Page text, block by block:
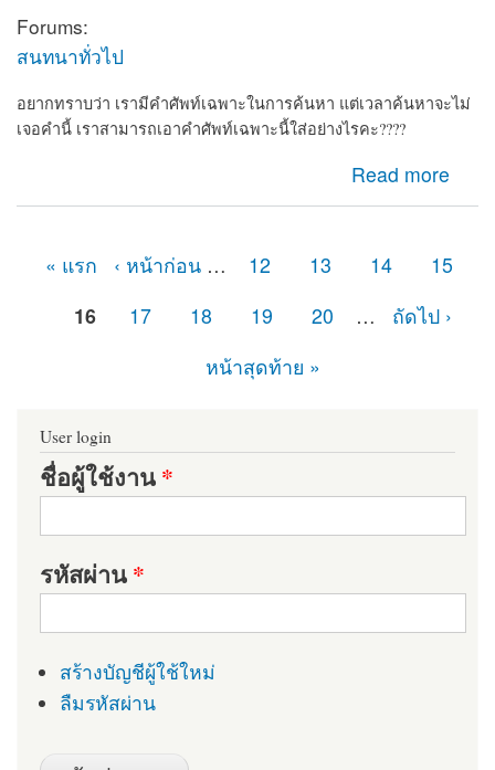
Forums:
สนทนาทั่วไป
อยากทราบว่า เรามีคำศัพท์เฉพาะในการค้นหา แต่เวลาค้นหาจะไม่
เจอคำนี้ เราสามารถเอาคำศัพท์เฉพาะนี้ใส่อย่างไรคะ????
Read more
about ค้นหาคำที่ไม่อยากรู้วิธีเอาคำไปใส่ใน Drupal8
« แรก ‹ หน้าก่อน … 12 13 14
15
16
17 18 19 20 …
ถัดไป ›
หน้าสุดท้าย »
User login
ชื่อผู้ใช้งาน*
รหัสผ่าน*
สร้างบัญชีผู้ใช้ใหม่
ลืมรหัสผ่าน